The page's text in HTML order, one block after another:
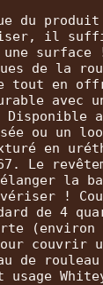
du produit et
il suffit
une
de la
tout en
ou un
en
Le
la
!
de 4
(environ
couvrir
de
usage